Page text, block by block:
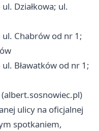
Działkowa; ul.
Chabrów od nr 1;
Bławatków od nr 1;
ulicy na oficjalnej
spotkaniem,